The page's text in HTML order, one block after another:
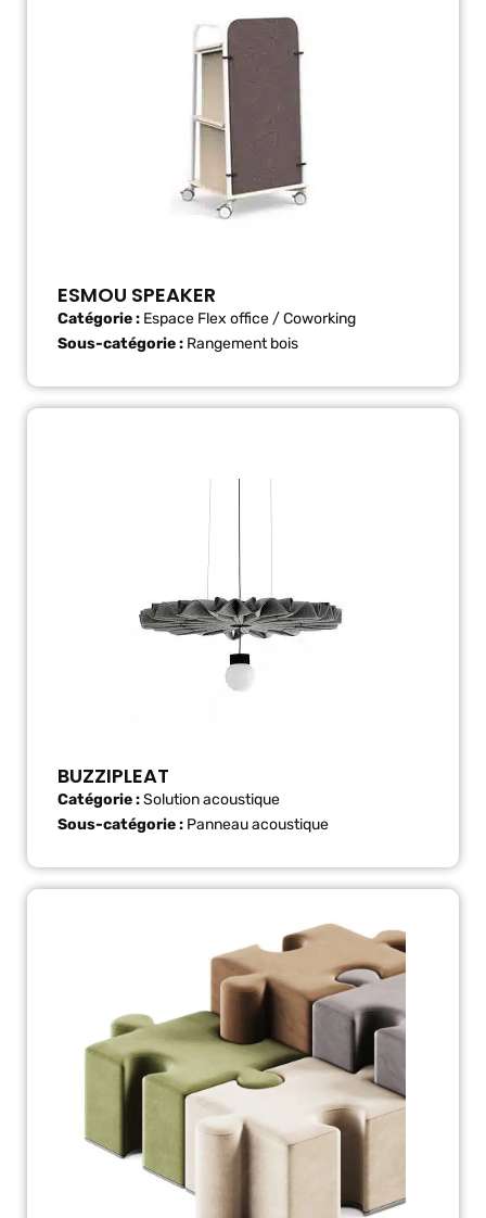
ESMOU SPEAKER
Catégorie : Espace Flex office / Coworking
Sous-catégorie : Rangement bois
BUZZIPLEAT
Catégorie :Solution acoustique
Sous-catégorie : Panneau acoustique